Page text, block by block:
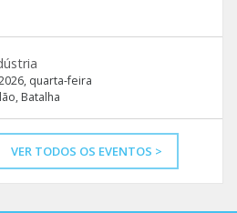
quarta-feira
Batalha
VER TODOS OS EVENTOS >